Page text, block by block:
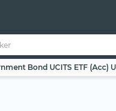
Bond UCITS ETF (Acc)